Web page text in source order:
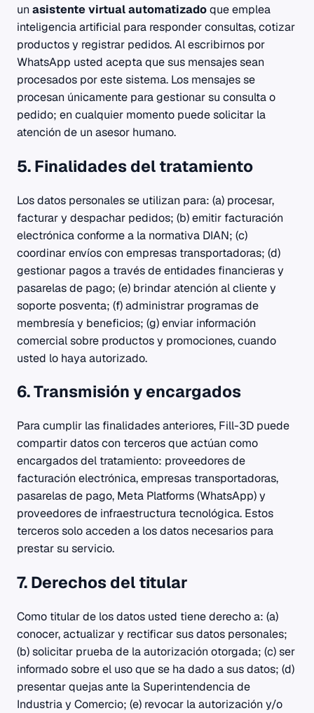
un asistente virtual automatizadoque emplea
inteligencia artificial para responder consultas, cotizar
productos y registrar pedidos. Al escribirnos por
WhatsApp usted acepta que sus mensajes sean
procesados por este sistema. Los mensajes se
procesan únicamente para gestionar su consulta o
pedido; en cualquier momento puede solicitar la
atención de un asesor humano.
5. Finalidades del tratamiento
Los datos personales se utilizan para: (a) procesar,
facturar y despachar pedidos; (b) emitir facturación
electrónica conforme a la normativa DIAN; (c)
coordinar envíos con empresas transportadoras; (d)
gestionar pagos a través de entidades financieras y
pasarelas de pago; (e) brindar atención al cliente y
soporte posventa; (f) administrar programas de
membresía y beneficios; (g) enviar información
comercial sobre productos y promociones, cuando
usted lo haya autorizado.
6. Transmisión y encargados
Para cumplir las finalidades anteriores, Fill-3D puede
compartir datos con terceros que actúan como
encargados del tratamiento: proveedores de
facturación electrónica, empresas transportadoras,
pasarelas de pago, Meta Platforms (WhatsApp) y
proveedores de infraestructura tecnológica. Estos
terceros solo acceden a los datos necesarios para
prestar su servicio.
7. Derechos del titular
Como titular de los datos usted tiene derecho a: (a)
conocer, actualizar y rectificar sus datos personales;
(b) solicitar prueba de la autorización otorgada; (c) ser
informado sobre el uso que se ha dado a sus datos; (d)
presentar quejas ante la Superintendencia de
Industria y Comercio; (e) revocar la autorización y/o